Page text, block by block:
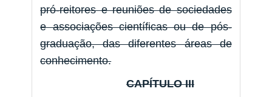
pró-reitores e reuniões de sociedades
e associações científicas ou de pós-
graduação, das diferentes áreas de
conhecimento.
CAPÍTULO III